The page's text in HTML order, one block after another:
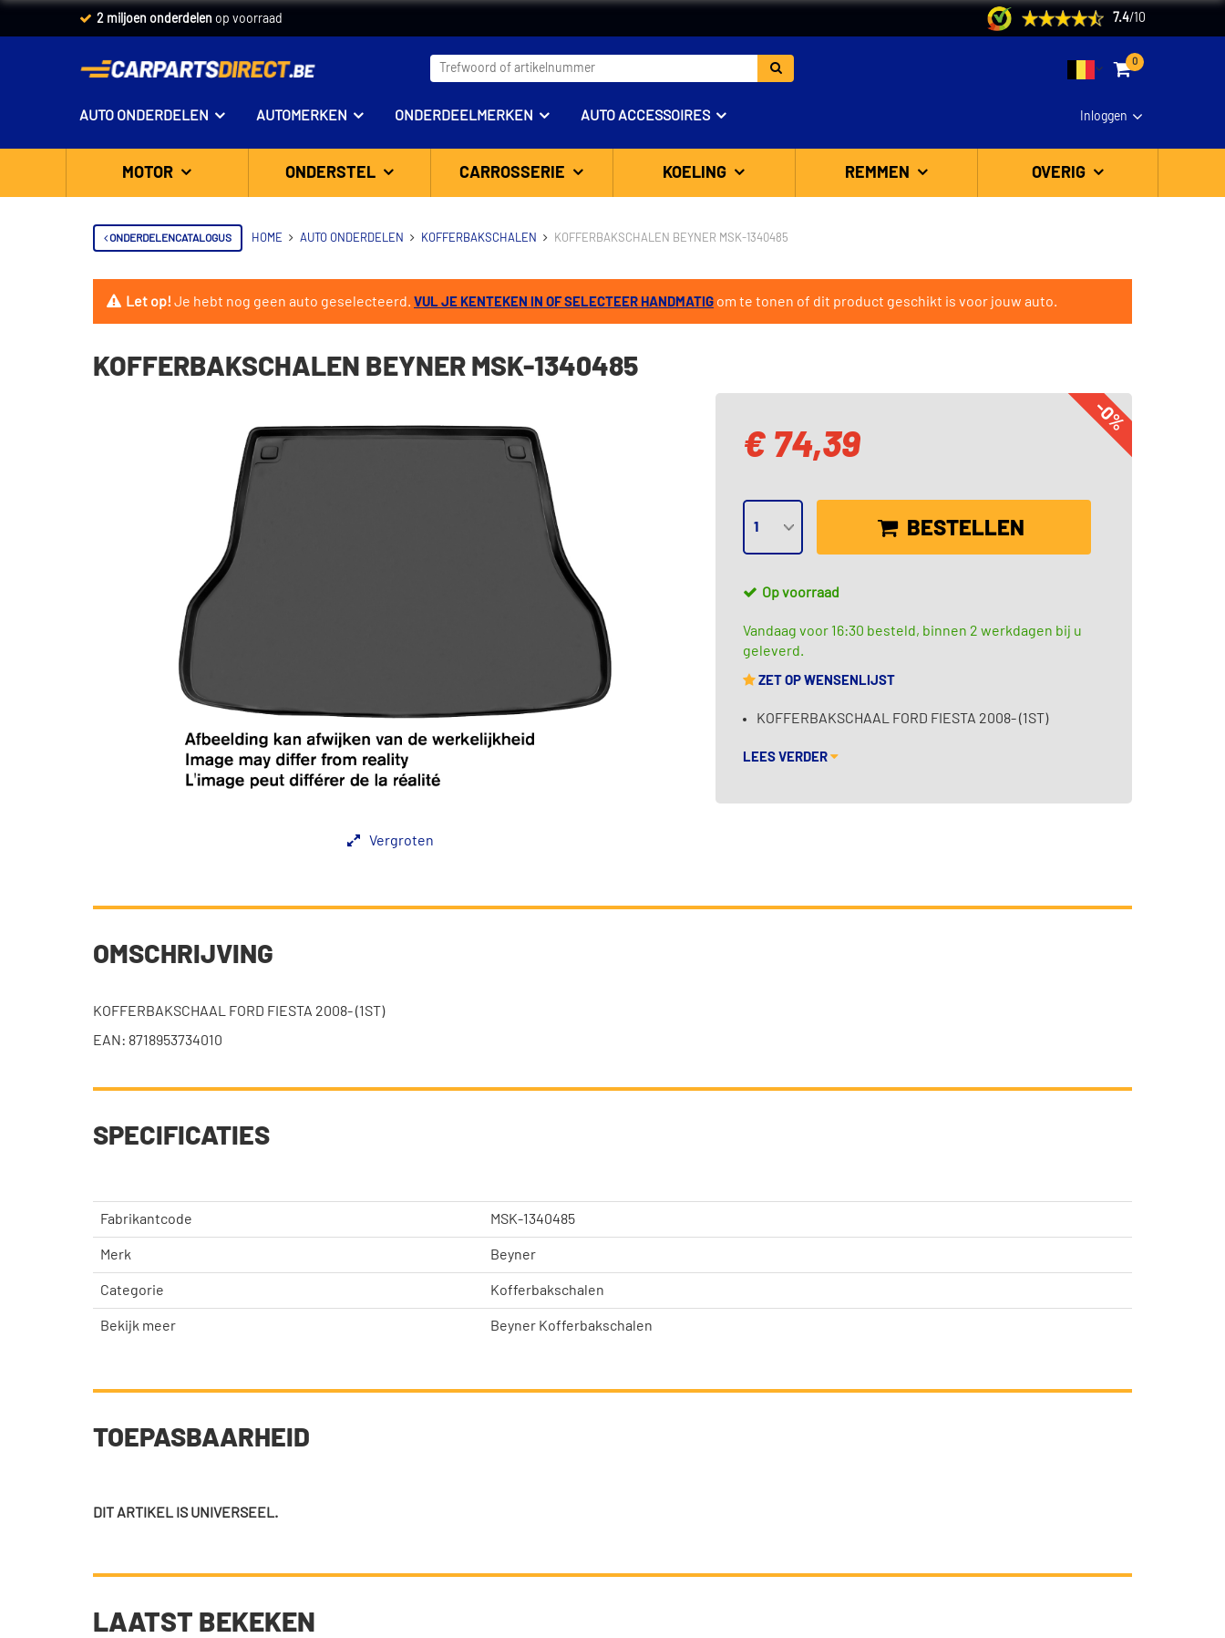
2 miljoen onderdelen op voorraad 7.4/ 10
0
Inloggen
AUTO ONDERDELEN AUTOMERKEN ONDERDEELMERKEN AUTO ACCESSOIRES
MOTOR ONDERSTEL CARROSSERIE KOELING REMMEN OVERIG
ONDERDELENCATALOGUS HOME AUTO ONDERDELEN KOFFERBAKSCHALEN KOFFERBAKSCHALEN BEYNER MSK-1340485
Let op!Je hebt nog geen auto geselecteerd. VUL JE KENTEKEN IN OF SELECTEER HANDMATIG om te tonen of dit product geschikt is voor jouw auto.
KOFFERBAKSCHALEN BEYNER MSK-1340485
Vergroten
-0%
€ 74,39
BESTELLEN
Op voorraad
Vandaag voor 16:30 besteld, binnen 2 werkdagen bij u
geleverd.
ZET OP WENSENLIJST
KOFFERBAKSCHAAL FORD FIESTA 2008- (1ST)
LEES VERDER
OMSCHRIJVING
KOFFERBAKSCHAAL FORD FIESTA 2008- (1ST)
EAN: 8718953734010
SPECIFICATIES
Fabrikantcode MSK-1340485
Merk Beyner
Categorie Kofferbakschalen
Bekijk meer Beyner Kofferbakschalen
TOEPASBAARHEID
DIT ARTIKEL IS UNIVERSEEL.
LAATST BEKEKEN